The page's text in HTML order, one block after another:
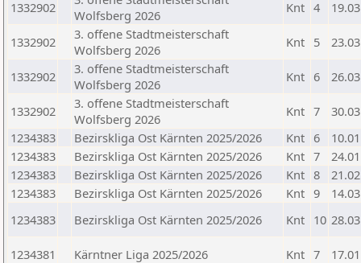
1332902
Wolfsberg 2026
Knt 4
1332902
3. offene Stadtmeisterschaft
Wolfsberg 2026
Knt 5
1332902
3. offene Stadtmeisterschaft
Wolfsberg 2026
Knt 6
1332902
3. offene Stadtmeisterschaft
Wolfsberg 2026
Knt 7
1234383
Bezirskliga Ost Kärnten 2025/2026 Knt 6
1234383
Bezirskliga Ost Kärnten 2025/2026 Knt 7
1234383
Bezirskliga Ost Kärnten 2025/2026 Knt 8
1234383
Bezirskliga Ost Kärnten 2025/2026 Knt 9
1234383
Bezirskliga Ost Kärnten 2025/2026 Knt 10
1234381 Kärntner Liga 2025/2026 Knt 7